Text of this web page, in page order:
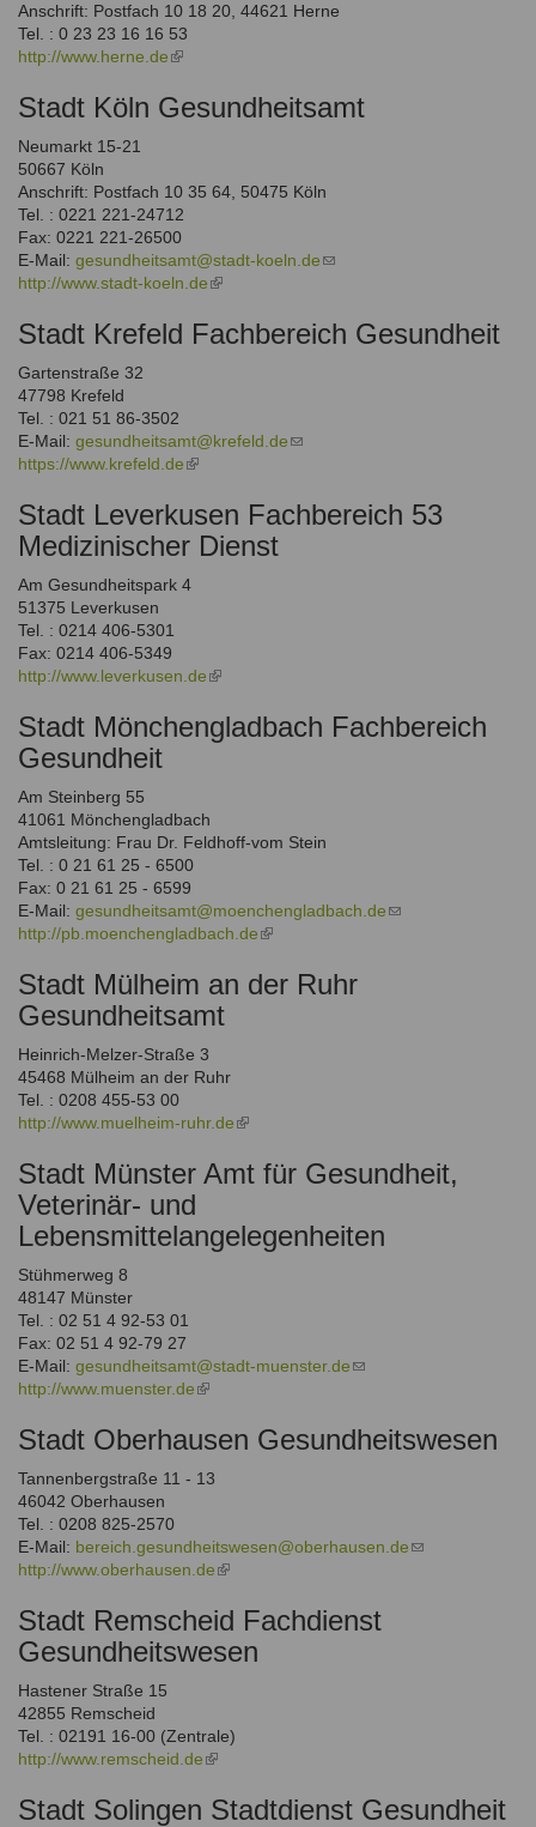
Anschrift: Postfach 10 18 20, 44621 Herne
Tel. : 0 23 23 16 16 53
http://www.herne.de(link
external)
Stadt Köln Gesundheitsamt
Neumarkt 15-21
50667 Köln
Anschrift: Postfach 10 35 64, 50475 Köln
Tel. : 0221 221-24712
Fax: 0221 221-26500
E-Mail: gesundheitsamt@stadt-koeln.de(link
mail)
http://www.stadt-koeln.de(link
external)
Stadt Krefeld Fachbereich Gesundheit
Gartenstraße 32
47798 Krefeld
Tel. : 021 51 86-3502
E-Mail: gesundheitsamt@krefeld.de(link
mail)
https://www.krefeld.de(link
external)
Stadt Leverkusen Fachbereich 53
Medizinischer Dienst
Am Gesundheitspark 4
51375 Leverkusen
Tel. : 0214 406-5301
Fax: 0214 406-5349
http://www.leverkusen.de(link
external)
Stadt Mönchengladbach Fachbereich
Gesundheit
Am Steinberg 55
41061 Mönchengladbach
Amtsleitung: Frau Dr. Feldhoff-vom Stein
Tel. : 0 21 61 25 - 6500
Fax: 0 21 61 25 - 6599
E-Mail: gesundheitsamt@moenchengladbach.de(link
http://pb.moenchengladbach.de(link
external)
Stadt Mülheim an der Ruhr
Gesundheitsamt
Heinrich-Melzer-Straße 3
45468 Mülheim an der Ruhr
Tel. : 0208 455-53 00
http://www.muelheim-ruhr.de(link
external)
Stadt Münster Amt für Gesundheit,
Veterinär- und
Lebensmittelangelegenheiten
Stühmerweg 8
48147 Münster
Tel. : 02 51 4 92-53 01
Fax: 02 51 4 92-79 27
E-Mail: gesundheitsamt@stadt-muenster.de(link
mail)
http://www.muenster.de(link
external)
Stadt Oberhausen Gesundheitswesen
Tannenbergstraße 11 - 13
46042 Oberhausen
Tel. : 0208 825-2570
E-Mail: bereich.gesundheitswesen@oberhausen.de(link
http://www.oberhausen.de(link
external)
Stadt Remscheid Fachdienst
Gesundheitswesen
Hastener Straße 15
42855 Remscheid
Tel. : 02191 16-00 (Zentrale)
http://www.remscheid.de(link
external)
Stadt Solingen Stadtdienst Gesundheit